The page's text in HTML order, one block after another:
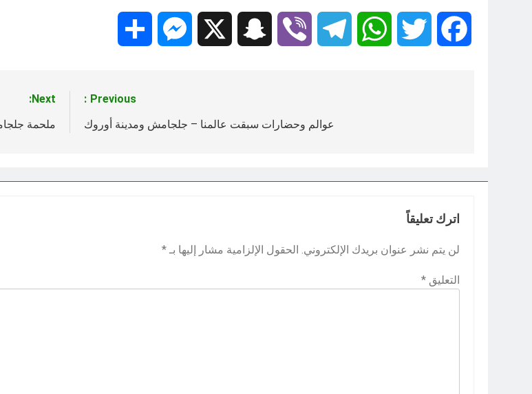
Facebook
Twitter
WhatsApp
Telegram
Viber
Snapchat
Messenger
Previous:
عوالم وحضارات سبقت عالمنا – جلجامش ومدينة أوروك
Next:
ملحمة
اترك تعليقاً
لن يتم نشر عنوان بريدك الإلكتروني. الحقول الإلزامية مشار إليها بـ *
التعليق *